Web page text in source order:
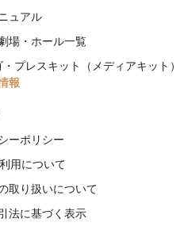
ュアル
場・ホール一覧
プレスキット（メディアキット）
報
ーポリシー
用について
取り扱いについて
法に基づく表示